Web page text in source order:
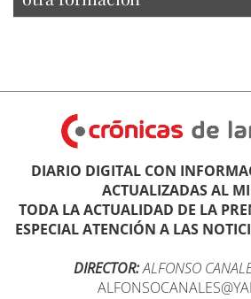
DIARIO DIGITAL CON
ACTUALIZADAS AL
TODA LA ACTUALIDAD DE LA
ESPECIAL ATENCIÓN A LAS
DIRECTOR:ALFONSO